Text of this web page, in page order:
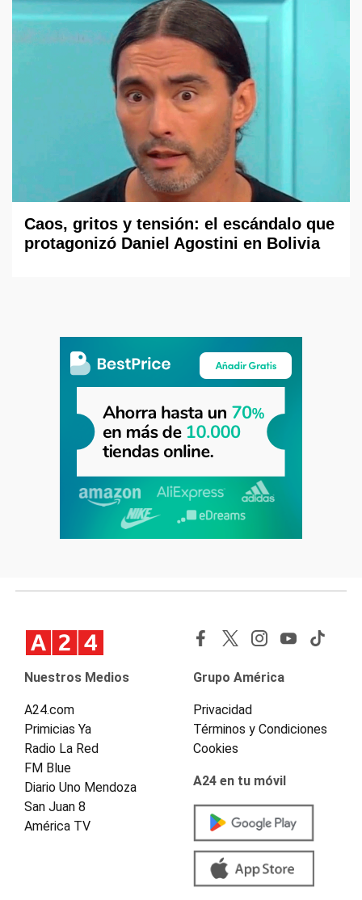
Caos, gritos y tensión: el escándalo que
protagonizó Daniel Agostini en Bolivia
Nuestros Medios
A24.com
Primicias Ya
Radio La Red
FM Blue
Diario Uno Mendoza
San Juan 8
América TV
Grupo América
Privacidad
Términos y Condiciones
Cookies
A24 en tu móvil